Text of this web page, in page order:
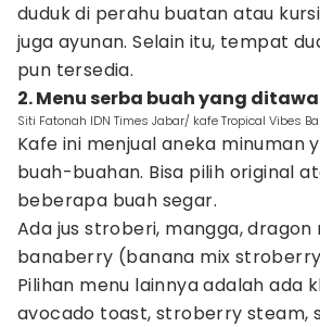
duduk di perahu buatan atau
juga ayunan. Selain itu, tempat
pun tersedia.
2. Menu serba buah yang
Siti Fatonah IDN Times Jabar/ kafe Tropical Vibes
Kafe ini menjual aneka minuman
buah-buahan. Bisa pilih original
beberapa buah segar.
Ada jus stroberi, mangga, dragon
banaberry (banana mix
Pilihan menu lainnya adalah ada
avocado toast, stroberry steam,